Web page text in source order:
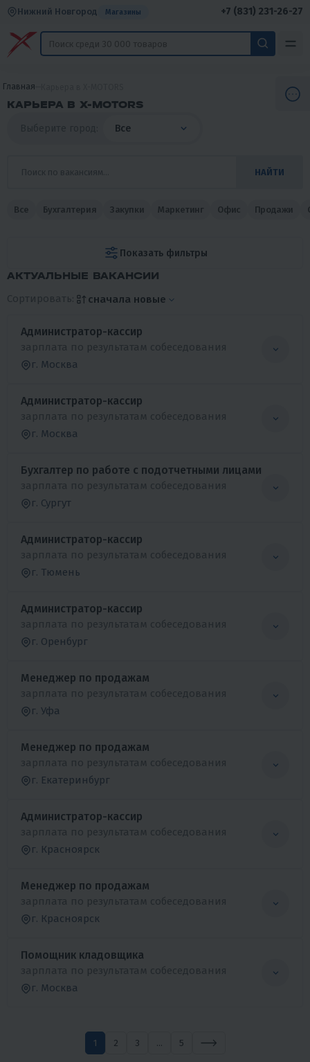
Нижний Новгород Магазины +7 (831) 231-26-27
Главная
КАРЬЕРА В X-MOTORS
Все
НАЙТИ
Все Бухгалтерия Закупки Маркетинг Офис Продажи
Показать фильтры
АКТУАЛЬНЫЕ ВАКАНСИИ
Сортировать:
cначала новые
Администратор-кассир
зарплата по результатам собеседования
г. Москва
Администратор-кассир
зарплата по результатам собеседования
г. Москва
Бухгалтер по работе с подотчетными лицами
зарплата по результатам собеседования
г. Сургут
Администратор-кассир
зарплата по результатам собеседования
г. Тюмень
Администратор-кассир
зарплата по результатам собеседования
г. Оренбург
Менеджер по продажам
зарплата по результатам собеседования
г. Уфа
Менеджер по продажам
зарплата по результатам собеседования
г. Екатеринбург
Администратор-кассир
зарплата по результатам собеседования
г. Красноярск
Менеджер по продажам
зарплата по результатам собеседования
г. Красноярск
Помощник кладовщика
зарплата по результатам собеседования
г. Москва
1 2 3 ... 5